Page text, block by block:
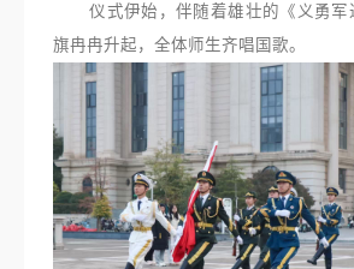
仪式伊始，伴随着雄壮的《义勇军
旗冉冉升起，全体师生齐唱国歌。